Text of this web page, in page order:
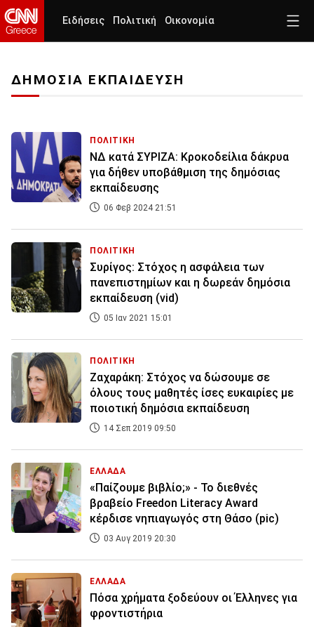
Ειδήσεις Πολιτική Οικονομία
ΔΗΜΟΣΙΑ ΕΚΠΑΙΔΕΥΣΗ
ΠΟΛΙΤΙΚΗ
ΝΔ κατά ΣΥΡΙΖΑ: Κροκοδείλια δάκρυα
για δήθεν υποβάθμιση της δημόσιας
εκπαίδευσης
06 Φεβ 2024 21:51
ΠΟΛΙΤΙΚΗ
Συρίγος: Στόχος η ασφάλεια των
πανεπιστημίων και η δωρεάν δημόσια
εκπαίδευση (vid)
05 Ιαν 2021 15:01
ΠΟΛΙΤΙΚΗ
Ζαχαράκη: Στόχος να δώσουμε σε
όλους τους μαθητές ίσες ευκαιρίες με
ποιοτική δημόσια εκπαίδευση
14 Σεπ 2019 09:50
ΕΛΛΑΔΑ
«Παίζουμε βιβλίο;» - Το διεθνές
βραβείο Freedon Literacy Award
κέρδισε νηπιαγωγός στη Θάσο (pic)
03 Αυγ 2019 20:30
ΕΛΛΑΔΑ
Πόσα χρήματα ξοδεύουν οι Έλληνες για
φροντιστήρια